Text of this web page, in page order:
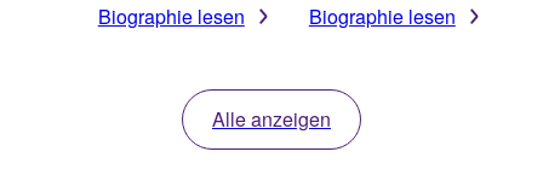
Biographie lesen Biographie lesen
Alle anzeigen